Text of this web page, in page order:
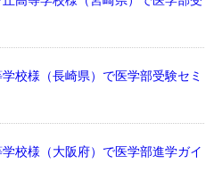
校様（長崎県）で医学部受験セミ
校様（大阪府）で医学部進学ガイ